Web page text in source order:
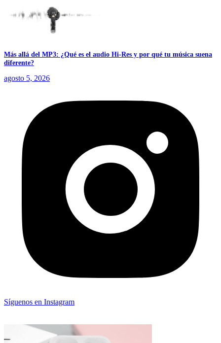
Más allá del MP3: ¿Qué es el audio Hi-Res y por qué tu música suena
diferente?
agosto 5, 2026
Síguenos en Instagram